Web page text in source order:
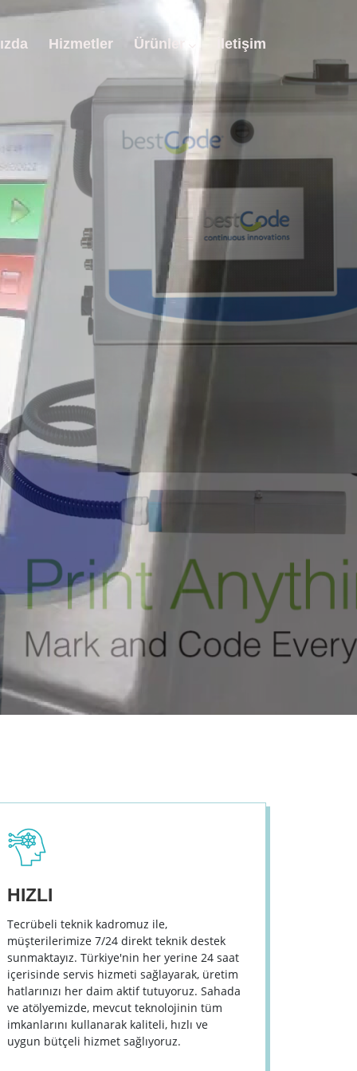
Hizmetler Ürünler İletişim
HIZLI
Tecrübeli teknik kadromuz ile,
müşterilerimize 7/24 direkt teknik destek
sunmaktayız. Türkiye'nin her yerine 24 saat
içerisinde servis hizmeti sağlayarak, üretim
hatlarınızı her daim aktif tutuyoruz. Sahada
ve atölyemizde, mevcut teknolojinin tüm
imkanlarını kullanarak kaliteli, hızlı ve
uygun bütçeli hizmet sağlıyoruz.